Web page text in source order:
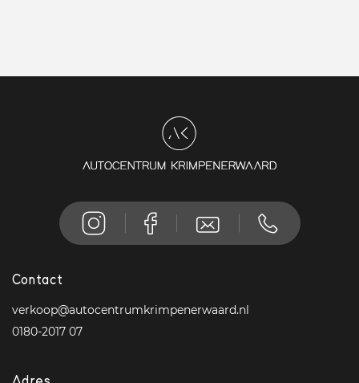
Contact
verkoop@autocentrumkrimpenerwaard.nl
0180-2017 07